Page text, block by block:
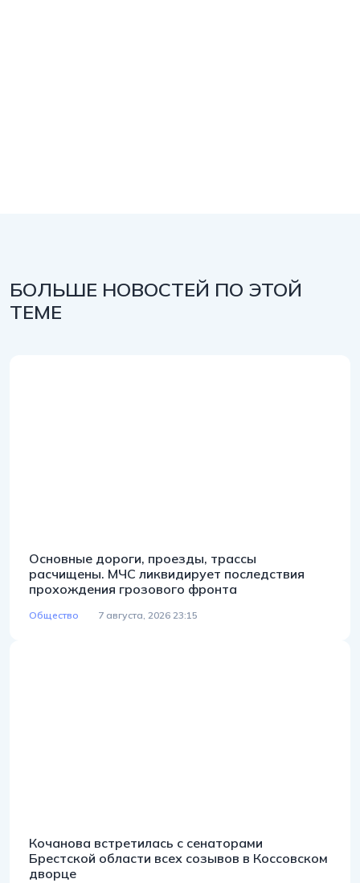
БОЛЬШЕ НОВОСТЕЙ ПО ЭТОЙ
ТЕМЕ
Основные дороги, проезды, трассы
расчищены. МЧС ликвидирует последствия
прохождения грозового фронта
Общество 7 августа, 2026 23:15
Кочанова встретилась с сенаторами
Брестской области всех созывов в Коссовском
дворце